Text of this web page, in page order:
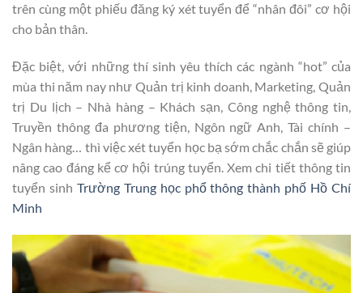
trên cùng một phiếu đăng ký xét tuyển để “nhân đôi” cơ hội
cho bản thân.
Đặc biệt, với những thí sinh yêu thích các ngành “hot” của
mùa thi năm nay như Quản trị kinh doanh, Marketing, Quản
trị Du lịch – Nhà hàng – Khách sạn, Công nghệ thông tin,
Truyền thông đa phương tiện, Ngôn ngữ Anh, Tài chính –
Ngân hàng… thì việc xét tuyển học bạ sớm chắc chắn sẽ giúp
nâng cao đáng kể cơ hội trúng tuyển. Xem chi tiết thông tin
tuyển sinh Trường Trung học phổ thông thành phố Hồ Chí
Minh